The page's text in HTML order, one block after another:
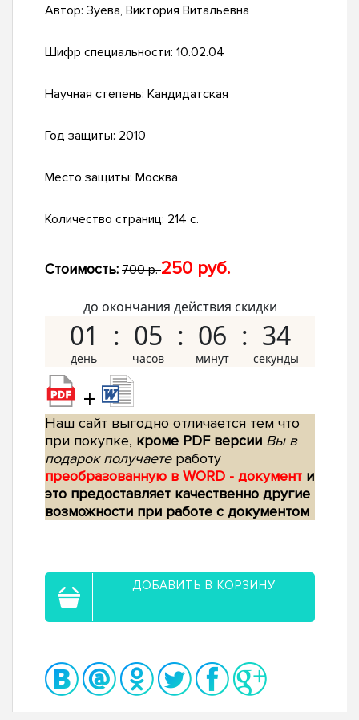
Автор: Зуева, Виктория Витальевна
Шифр специальности: 10.02.04
Научная степень: Кандидатская
Год защиты: 2010
Место защиты: Москва
Количество страниц: 214 с.
Стоимость: 700 р.250 руб.
до окончания действия скидки
01 05 06 33
+
Наш сайт выгодно отличается тем что
при покупке, кроме PDF версии Вы в
подарок получаетеработу
преобразованную в WORD - документ и
это предоставляет качественно другие
возможности при работе с документом
ДОБАВИТЬ В КОРЗИНУ